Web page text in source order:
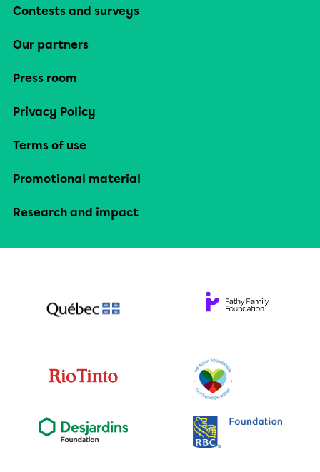
Contests and surveys
Our partners
Press room
Privacy Policy
Terms of use
Promotional material
Research and impact